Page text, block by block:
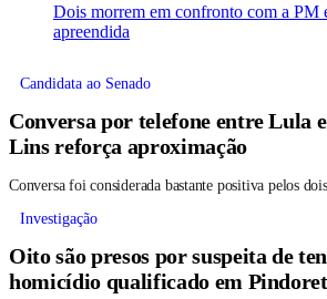
Dois morrem em confronto com a PM
apreendida
Candidata ao Senado
Conversa por telefone entre Lula
Lins reforça aproximação
Conversa foi considerada bastante positiva pelos
Investigação
Oito são presos por suspeita de
homicídio qualificado em